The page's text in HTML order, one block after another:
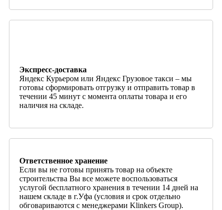
Экспресс-доставка
Яндекс Курьером или Яндекс Грузовое такси – мы
готовы сформировать отгрузку и отправить товар в
течении 45 минут с момента оплаты товара и его
наличия на складе.
Ответственное хранение
Если вы не готовы принять товар на объекте
строительства Вы все можете воспользоваться
услугой бесплатного хранения в течении 14 дней на
нашем складе в г.Уфа (условия и срок отдельно
обговариваются с менеджерами Klinkers Group).